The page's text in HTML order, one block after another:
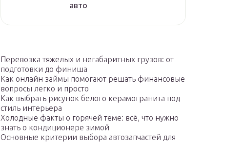
авто
Перевозка тяжелых и негабаритных грузов: от
подготовки до финиша
Как онлайн займы помогают решать финансовые
вопросы легко и просто
Как выбрать рисунок белого керамогранита под
стиль интерьера
Холодные факты о горячей теме: всё, что нужно
знать о кондиционере зимой
Основные критерии выбора автозапчастей для